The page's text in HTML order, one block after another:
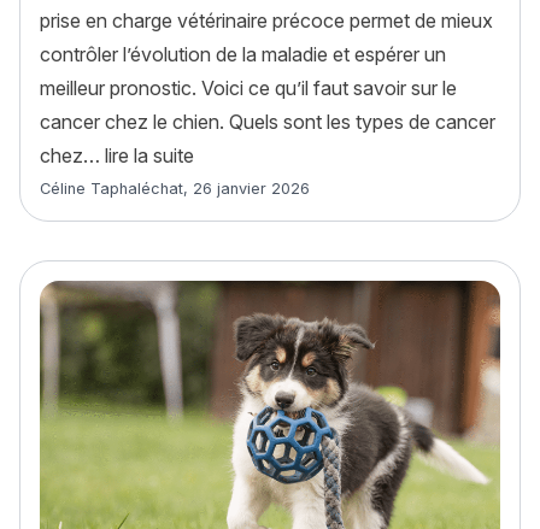
prise en charge vétérinaire précoce permet de mieux
contrôler l’évolution de la maladie et espérer un
meilleur pronostic. Voici ce qu’il faut savoir sur le
cancer chez le chien. Quels sont les types de cancer
chez… lire la suite
Article rédigé par
Céline Taphaléchat, 26 janvier 2026